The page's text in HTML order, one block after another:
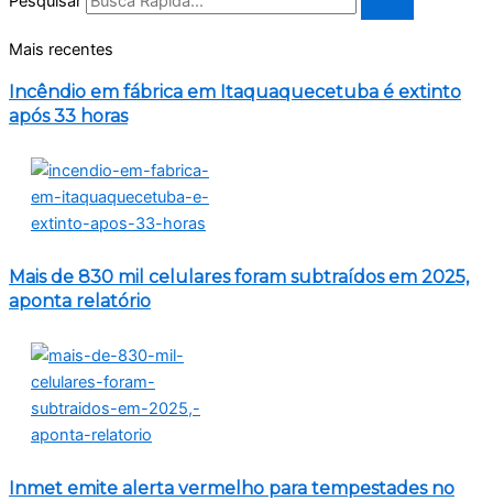
Mais recentes
Incêndio em fábrica em Itaquaquecetuba é extinto
após 33 horas
Mais de 830 mil celulares foram subtraídos em 2025,
aponta relatório
Inmet emite alerta vermelho para tempestades no